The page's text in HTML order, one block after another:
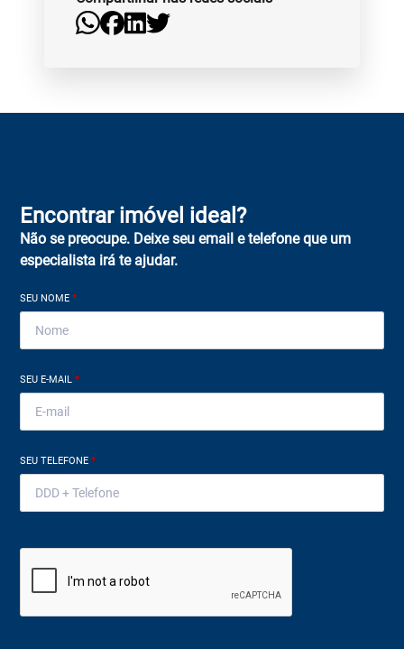
Encontrar imóvel ideal?
Não se preocupe. Deixe seu email e telefone que um
especialista irá te ajudar.
SEU NOME*
SEU E-MAIL*
SEU TELEFONE*